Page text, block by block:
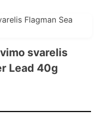
svarelis
Lead 40g